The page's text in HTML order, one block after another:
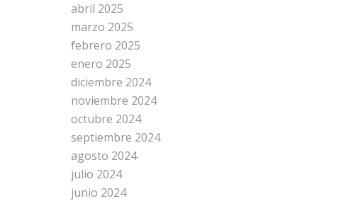
abril 2025
marzo 2025
febrero 2025
enero 2025
diciembre 2024
noviembre 2024
octubre 2024
septiembre 2024
agosto 2024
julio 2024
junio 2024